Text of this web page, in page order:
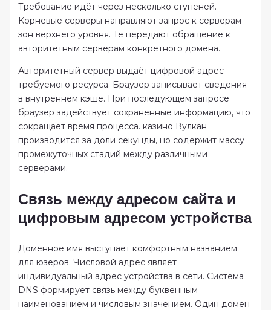
Требование идёт через несколько ступеней.
Корневые серверы направляют запрос к серверам
зон верхнего уровня. Те передают обращение к
авторитетным серверам конкретного домена.
Авторитетный сервер выдаёт цифровой адрес
требуемого ресурса. Браузер записывает сведения
в внутреннем кэше. При последующем запросе
браузер задействует сохранённые информацию, что
сокращает время процесса. казино Вулкан
производится за доли секунды, но содержит массу
промежуточных стадий между различными
серверами.
Связь между адресом сайта и
цифровым адресом устройства
Доменное имя выступает комфортным названием
для юзеров. Числовой адрес являет
индивидуальный адрес устройства в сети. Система
DNS формирует связь между буквенным
наименованием и числовым значением. Один домен